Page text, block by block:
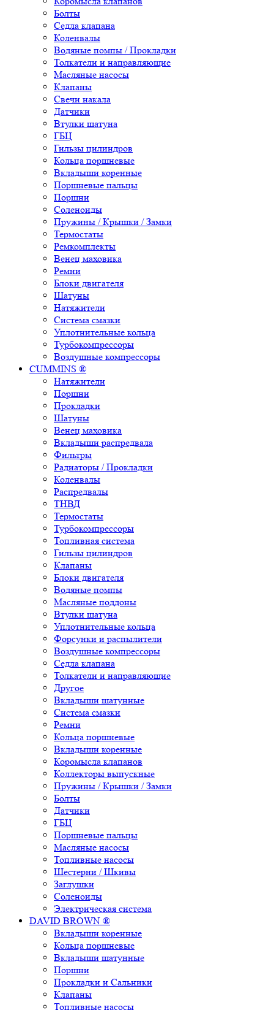
Болты
Седла клапана
Коленвалы
Водяные помпы / Прокладки
Толкатели и направляющие
Масляные насосы
Клапаны
Свечи накала
Датчики
Втулки шатуна
ГБЦ
Гильзы цилиндров
Кольца поршневые
Вкладыши коренные
Поршневые пальцы
Поршни
Соленоиды
Пружины / Крышки / Замки
Термостаты
Ремкомплекты
Венец маховика
Ремни
Блоки двигателя
Шатуны
Натяжители
Система смазки
Уплотнительные кольца
Турбокомпрессоры
Воздушные компрессоры
CUMMINS ®
Натяжители
Поршни
Прокладки
Шатуны
Венец маховика
Вкладыши распредвала
Фильтры
Радиаторы / Прокладки
Коленвалы
Распредвалы
ТНВД
Термостаты
Турбокомпрессоры
Топливная система
Гильзы цилиндров
Клапаны
Блоки двигателя
Водяные помпы
Масляные поддоны
Втулки шатуна
Уплотнительные кольца
Форсунки и распылители
Воздушные компрессоры
Седла клапана
Толкатели и направляющие
Другое
Вкладыши шатунные
Система смазки
Ремни
Кольца поршневые
Вкладыши коренные
Коромысла клапанов
Коллекторы выпускные
Пружины / Крышки / Замки
Болты
Датчики
ГБЦ
Поршневые пальцы
Масляные насосы
Топливные насосы
Шестерни / Шкивы
Заглушки
Соленоиды
Электрическая система
DAVID BROWN ®
Вкладыши коренные
Кольца поршневые
Вкладыши шатунные
Поршни
Прокладки и Сальники
Клапаны
Топливные насосы